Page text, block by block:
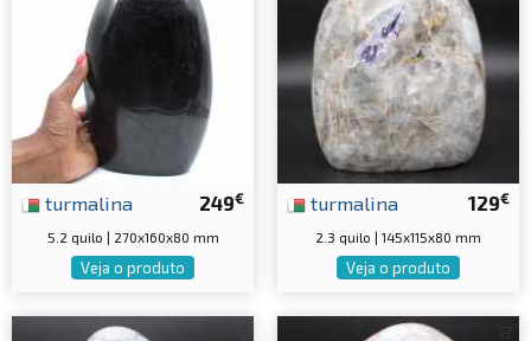
249€
turmalina
5.2 quilo | 270x160x80 mm
Veja o produto
129€
turmalina
2.3 quilo | 145x115x80 mm
Veja o produto